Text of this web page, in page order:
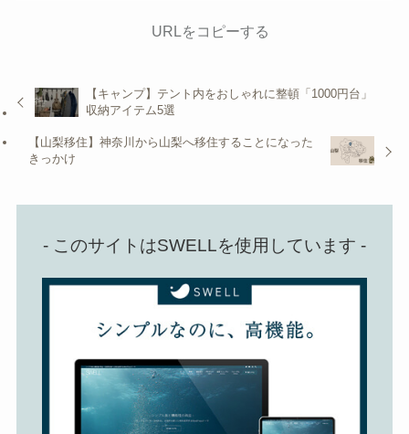
URLをコピーする
【キャンプ】テント内をおしゃれに整頓「1000円台」
収納アイテム5選
【山梨移住】神奈川から山梨へ移住することになった
きっかけ
- このサイトはSWELLを使用しています -